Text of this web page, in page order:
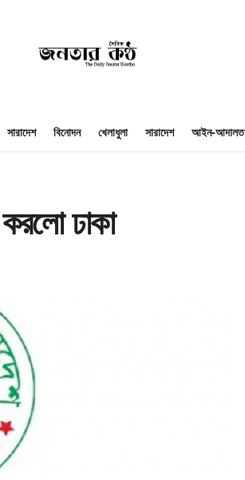
সারাদেশ বিনোদন খেলাধুলা সারাদেশ আইন-আদালত
ঢাকা